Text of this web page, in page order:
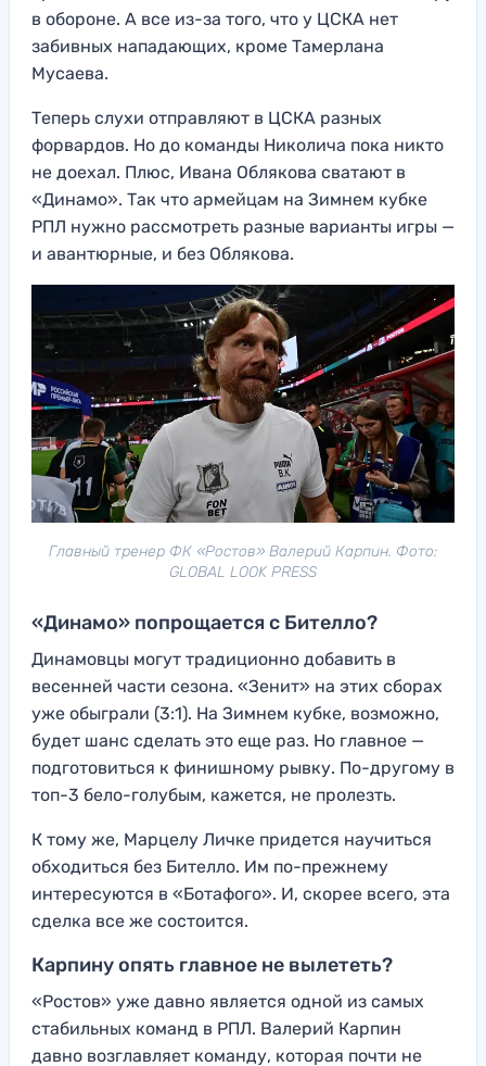
в обороне. А все из-за того, что у ЦСКА нет
забивных нападающих, кроме Тамерлана
Мусаева.
Теперь слухи отправляют в ЦСКА разных
форвардов. Но до команды Николича пока никто
не доехал. Плюс, Ивана Облякова сватают в
«Динамо». Так что армейцам на Зимнем кубке
РПЛ нужно рассмотреть разные варианты игры —
и авантюрные, и без Облякова.
Главный тренер ФК «Ростов» Валерий Карпин. Фото:
GLOBAL LOOK PRESS
«Динамо» попрощается с Бителло?
Динамовцы могут традиционно добавить в
весенней части сезона. «Зенит» на этих сборах
уже обыграли (3:1). На Зимнем кубке, возможно,
будет шанс сделать это еще раз. Но главное —
подготовиться к финишному рывку. По-другому в
топ-3 бело-голубым, кажется, не пролезть.
К тому же, Марцелу Личке придется научиться
обходиться без Бителло. Им по-прежнему
интересуются в «Ботафого». И, скорее всего, эта
сделка все же состоится.
Карпину опять главное не вылететь?
«Ростов» уже давно является одной из самых
стабильных команд в РПЛ. Валерий Карпин
давно возглавляет команду, которая почти не